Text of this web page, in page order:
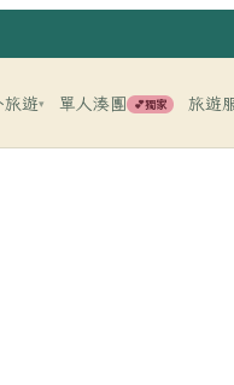
旅遊▾ 單人湊團 💕獨家 旅遊